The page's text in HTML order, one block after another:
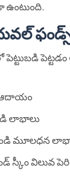
పెట్టుబడి
ఆదాయం
లాభాలు
మూలధన
స్కీం విలువ